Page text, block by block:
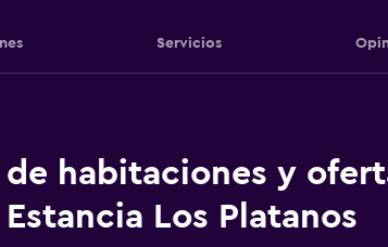
Servicios
de habitaciones y
Estancia Los Platanos